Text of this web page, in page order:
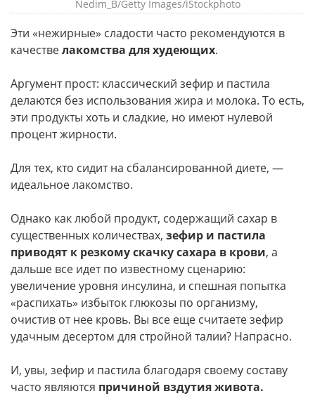
Nedim_B/Getty Images/iStockphoto
Эти «нежирные» сладости часто рекомендуются в
качествелакомства для худеющих.
Аргумент прост: классический зефир и пастила
делаются без использования жира и молока. То есть,
эти продукты хоть и сладкие, но имеют нулевой
процент жирности.
Для тех, кто сидит на сбалансированной диете, —
идеальное лакомство.
Однако как любой продукт, содержащий сахар в
существенных количествах, зефир и пастила
приводят к резкому скачку сахара в крови, а
дальше все идет по известному сценарию:
увеличение уровня инсулина, и спешная попытка
«распихать» избыток глюкозы по организму,
очистив от нее кровь. Вы все еще считаете зефир
удачным десертом для стройной талии? Напрасно.
И, увы, зефир и пастила благодаря своему составу
часто являются причиной вздутия живота.